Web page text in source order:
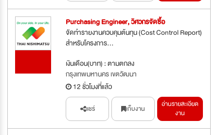
Purchasing Engineer, วิศวกรจัดซื้อ
จัดทำรายงานควบคุมต้นทุน (Cost Control Report)
สำหรับโครงการ...
เงินเดือน(บาท) : ตามตกลง
กรุงเทพมหานคร เขตวัฒนา
12 ชั่วโมงที่แล้ว
แชร์ เก็บงาน
อ่านรายละเอียด
งาน